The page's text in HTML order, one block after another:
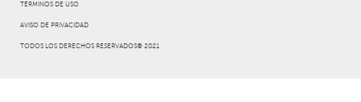
TÉRMINOS DE USO
AVISO DE PRIVACIDAD
TODOS LOS DERECHOS RESERVADOS® 2021